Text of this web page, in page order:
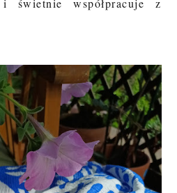
świetnie współpracuje z